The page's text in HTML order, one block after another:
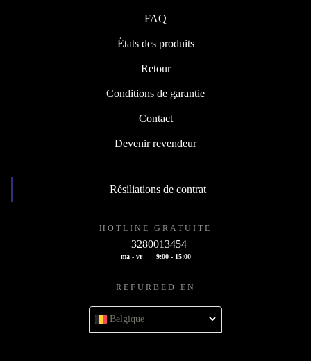
FAQ
États des produits
Retour
Conditions de garantie
Contact
Devenir revendeur
Résiliations de contrat
HOTLINE GRATUITE
+3280013454
ma - vr 9:00 - 15:00
REFURBED EN
Belgique